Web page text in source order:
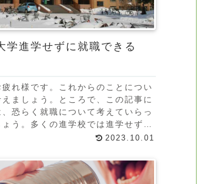
学進学せずに就職できる
れ様です。これからのことについ
ましょう。ところで、この記事に
恐らく就職について考えていらっ
ょう。多くの進学校では進学せず
る人がいないので、就職がないと思
2023.10.01